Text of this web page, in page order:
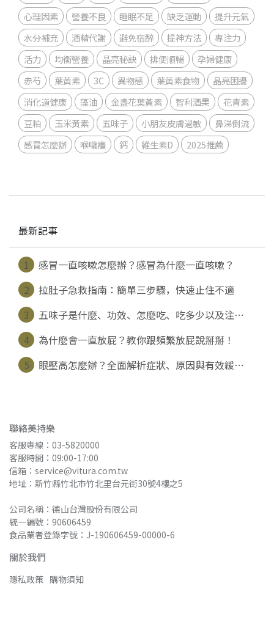
心理因素
營養不良 睡眠不足 缺乏運動
提升元氣
水分補充
酒精代謝 避免宿醉 提神方法
專注力
活力
均衡營養 晶亮秘訣 排便順暢
孕婦健康
赤芍
葉黃素 3C 異物感 葉黃素食物
晶亮困擾
消化道健康
藻油 金盞花葉黃素 智利酒果
花青素
豆粕
玉米黃素 五味子 小朋友皮膚過敏
鼻涕倒流
感冒怎麼辦
喉嚨癢 鈣 維生素D 2025推薦
最新記事
1
感冒一直咳嗽怎麼辦？感冒為什麼一直咳嗽？
2
拉肚子急救指南：簡單三步驟，快速止住不適
3
五味子是什麼、功效、怎麼吃、吃多少以及注⋯
4
為什麼會一直放屁？教你跟頻繁放屁說掰掰！
5
眼壓高怎麼辦？全面解析症狀、原因與有效緩⋯
聯絡美持樂
客服專線：03-5820000
客服時間：09:00-17:00
信箱：service@vitura.com.tw
地址：新竹縣竹北市竹北里台元街30號4樓之5
公司名稱：德山台灣股份有限公司
統一編號：90606459
食品業者登錄字號：J-190606459-00000-6
關於我們
隱私政策 購物須知